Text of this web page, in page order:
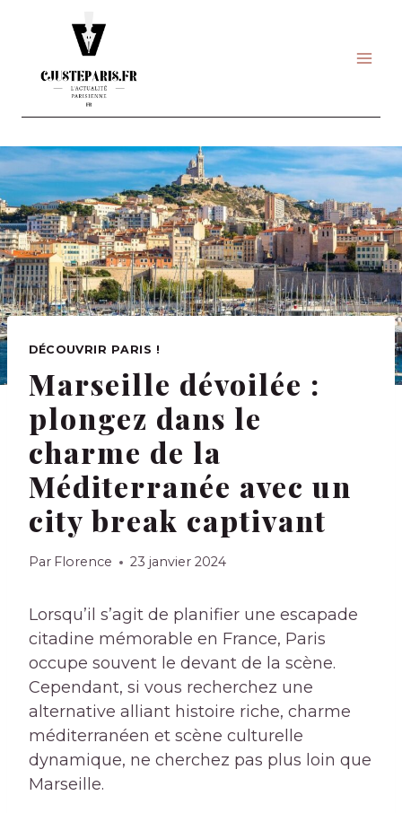
DÉCOUVRIR PARIS !
Marseille dévoilée :
plongez dans le
charme de la
Méditerranée avec un
city break captivant
Par Florence 23 janvier 2024
Lorsqu’il s’agit de planifier une escapade
citadine mémorable en France, Paris
occupe souvent le devant de la scène.
Cependant, si vous recherchez une
alternative alliant histoire riche, charme
méditerranéen et scène culturelle
dynamique, ne cherchez pas plus loin que
Marseille.